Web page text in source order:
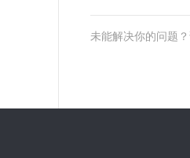
未能解决你的问题